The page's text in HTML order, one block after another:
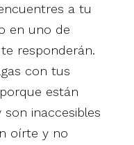
a tu
en uno de
responderán.
con tus
están
inaccesibles
oírte y no